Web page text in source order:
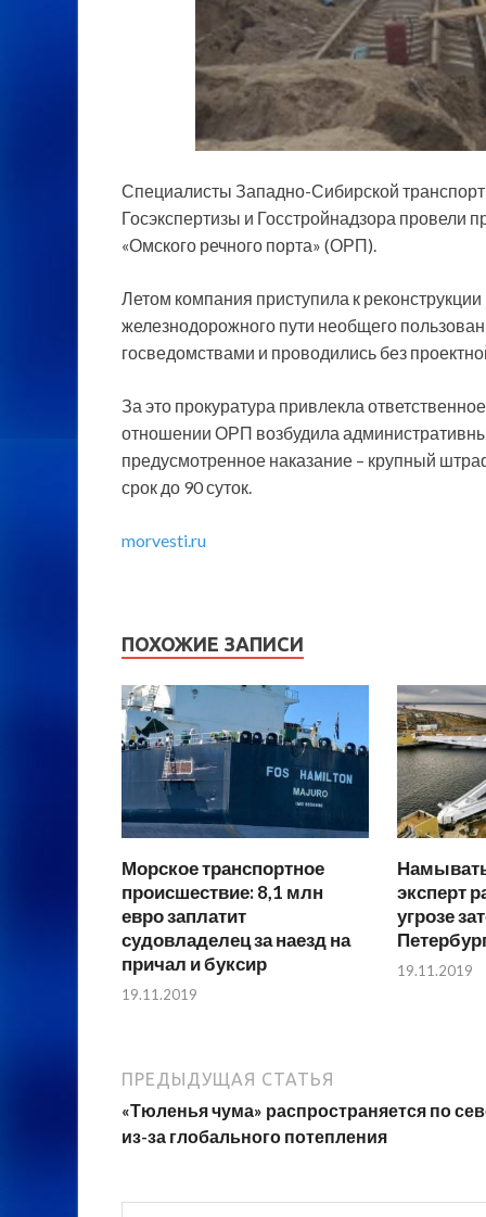
Специалисты Западно-Сибирской
Госэкспертизы и Госстройнадзора провели
«Омского речного порта» (ОРП).
Летом компания приступила к
железнодорожного пути необщего
госведомствами и проводились без
За это прокуратура привлекла
отношении ОРП возбудила
предусмотренное наказание – крупный
срок до 90 суток.
morvesti.ru
ПОХОЖИЕ ЗАПИСИ
Морское транспортное
происшествие: 8,1 млн
евро заплатит
судовладелец за наезд на
причал и буксир
19.11.2019
эксперт
угрозе
19.11.2019
ПРЕДЫДУЩАЯ СТАТЬЯ
«Тюленья чума» распространяется по
из-за глобального потепления